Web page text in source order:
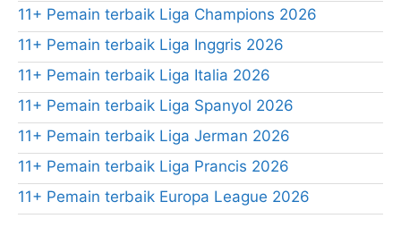
11+ Pemain terbaik Liga Champions 2026
11+ Pemain terbaik Liga Inggris 2026
11+ Pemain terbaik Liga Italia 2026
11+ Pemain terbaik Liga Spanyol 2026
11+ Pemain terbaik Liga Jerman 2026
11+ Pemain terbaik Liga Prancis 2026
11+ Pemain terbaik Europa League 2026